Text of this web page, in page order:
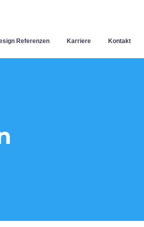
Referenzen Karriere Kontakt